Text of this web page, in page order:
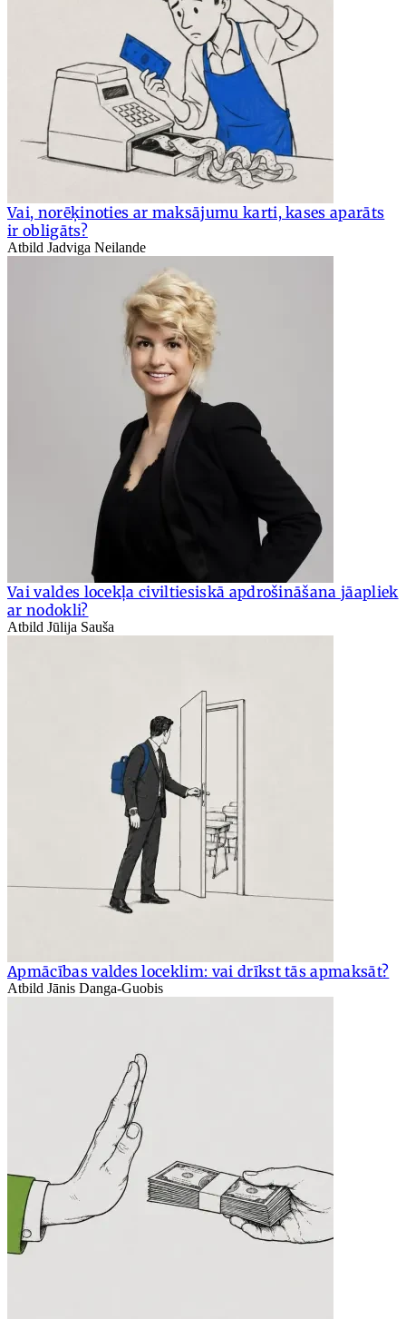
Vai, norēķinoties ar maksājumu karti, kases aparāts
ir obligāts?
Atbild Jadviga Neilande
Vai valdes locekļa civiltiesiskā apdrošināšana jāapliek
ar nodokli?
Atbild Jūlija Sauša
Apmācības valdes loceklim: vai drīkst tās apmaksāt?
Atbild Jānis Danga-Guobis